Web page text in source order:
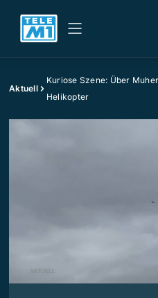
Aktuell
Kuriose Szene: Über
Helikopter